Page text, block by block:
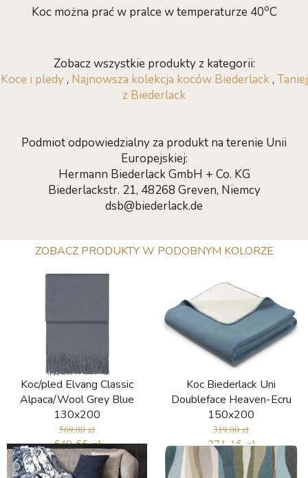
Koc można prać w pralce w temperaturze 40oC
Zobacz wszystkie produkty z kategorii:
Koce i pledy, Najnowsza kolekcja koców Biederlack, Taniej
z Biederlack
Podmiot odpowiedzialny za produkt na terenie Unii
Europejskiej:
Hermann Biederlack GmbH + Co. KG
Biederlackstr. 21, 48268 Greven, Niemcy
dsb@biederlack.de
ZOBACZ PRODUKTY W PODOBNYM KOLORZE
Koc/pled Elvang Classic
Alpaca/Wool Grey Blue
130x200
569,00 zł
540,55 zł
Koc Biederlack Uni
Doubleface Heaven-Ecru
150x200
319,00 zł
271,15 zł
Najniższa cena w ciągu ostatnich 30
dni: 271,15 zł